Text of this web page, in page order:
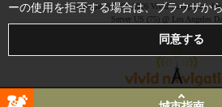
Copyright © 1999-2026 Vivid Navigation,
Server US (75) @ Los Angeles
ーの使用を拒否する場合は、ブラウザか